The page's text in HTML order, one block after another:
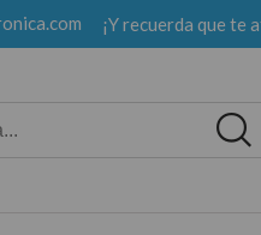
¡Y recuerda que te